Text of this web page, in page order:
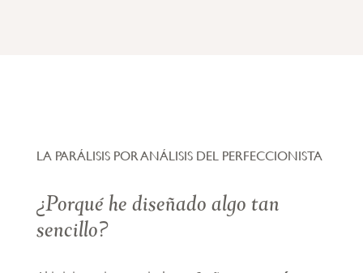
LA PARÁLISIS POR ANÁLISIS DEL PERFECCIONISTA
¿Porqué he diseñado algo tan
sencillo?